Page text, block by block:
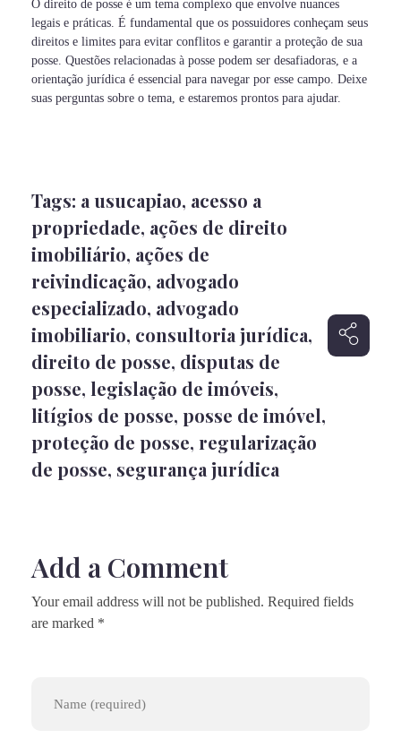
O direito de posse é um tema complexo que envolve nuances
legais e práticas. É fundamental que os possuidores conheçam seus
direitos e limites para evitar conflitos e garantir a proteção de sua
posse. Questões relacionadas à posse podem ser desafiadoras, e a
orientação jurídica é essencial para navegar por esse campo. Deixe
suas perguntas sobre o tema, e estaremos prontos para ajudar.
Tags: a usucapiao, acesso a
propriedade, ações de direito
imobiliário, ações de
reivindicação, advogado
especializado, advogado
imobiliario, consultoria jurídica,
direito de posse, disputas de
posse, legislação de imóveis,
litígios de posse, posse de imóvel,
proteção de posse, regularização
de posse, segurança jurídica
Add a Comment
Your email address will not be published. Required fields
are marked *